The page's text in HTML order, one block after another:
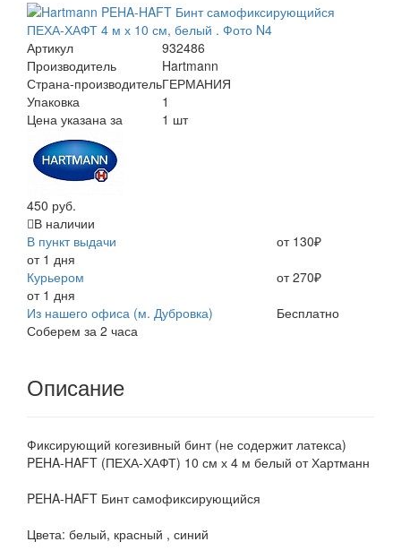
Артикул
932486
Производитель
Hartmann
Страна-производительГЕРМАНИЯ
Упаковка
1
Цена указана за
1 шт
450 руб.
В наличии
В пункт выдачи
от 1 дня
от 130₽
Курьером
от 1 дня
от 270₽
Из нашего офиса (м. Дубровка)
Соберем за 2 часа
Бесплатно
Описание
Фиксирующий когезивный бинт (не содержит латекса)
PEHA-HAFT (ПЕХА-ХАФТ) 10 см х 4 м белый от Хартманн
PEHA-HAFT Бинт самофиксирующийся
Цвета: белый, красный , синий